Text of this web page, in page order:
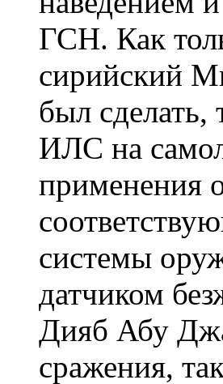
ГСН. Как
сирийский
был сделать,
ИЛС на
применения
системы
датчиком
Дияб Абу
сражения,